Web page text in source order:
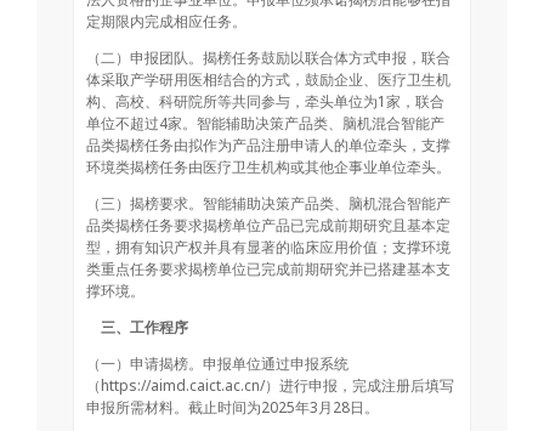
定期限内完成相应任务。
（二）申报团队。揭榜任务鼓励以联合体方式申报，联合
体采取产学研用医相结合的方式，鼓励企业、医疗卫生机
构、高校、科研院所等共同参与，牵头单位为1家，联合
单位不超过4家。智能辅助决策产品类、脑机混合智能产
品类揭榜任务由拟作为产品注册申请人的单位牵头，支撑
环境类揭榜任务由医疗卫生机构或其他企事业单位牵头。
（三）揭榜要求。智能辅助决策产品类、脑机混合智能产
品类揭榜任务要求揭榜单位产品已完成前期研究且基本定
型，拥有知识产权并具有显著的临床应用价值；支撑环境
类重点任务要求揭榜单位已完成前期研究并已搭建基本支
撑环境。
三、工作程序
（一）申请揭榜。申报单位通过申报系统
（https://aimd.caict.ac.cn/）进行申报，完成注册后填写
申报所需材料。截止时间为2025年3月28日。